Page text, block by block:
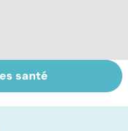
: la
avant
santé